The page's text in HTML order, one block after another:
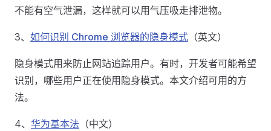
不能有空气泄漏，这样就可以用气压吸走排泄物。
3、 如何识别 Chrome 浏览器的隐身模式 （英文）
隐身模式用来防止网站追踪用户。有时，开发者可能希望
识别，哪些用户正在使用隐身模式。本文介绍可用的方
法。
4、 华为基本法 （中文）